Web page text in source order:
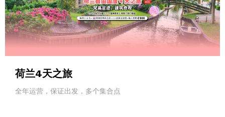
荷兰4天之旅
全年运营，保证出发，多个集合点